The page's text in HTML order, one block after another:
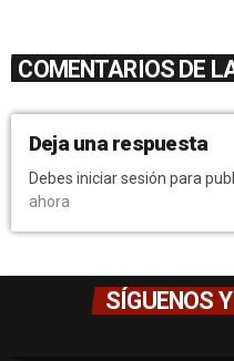
COMENTARIOS DE
Deja una respuesta
Debes iniciar sesión para
ahora
SÍGUENOS